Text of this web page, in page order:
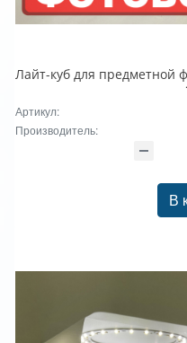
Артикул:
Производитель:
В